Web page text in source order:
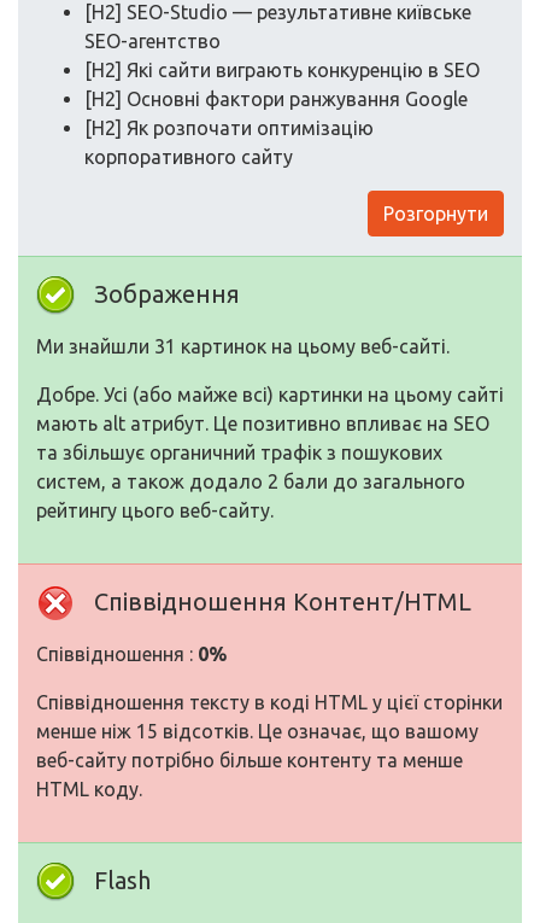
[H2] SEO-Studio — результативне київське
SEO-агентство
[H2] Які сайти виграють конкуренцію в SEO
[H2] Основні фактори ранжування Google
[H2] Як розпочати оптимізацію
корпоративного сайту
Розгорнути
Зображення
Ми знайшли 31 картинок на цьому веб-сайті.
Добре. Усі (або майже всі) картинки на цьому сайті
мають alt атрибут. Це позитивно впливає на SEO
та збільшує органичний трафік з пошукових
систем, а також додало 2 бали до загального
рейтингу цього веб-сайту.
Співвідношення Контент/HTML
Співвідношення : 0%
Співвідношення тексту в коді HTML у цієї сторінки
менше ніж 15 відсотків. Це означає, що вашому
веб-сайту потрібно більше контенту та менше
HTML коду.
Flash